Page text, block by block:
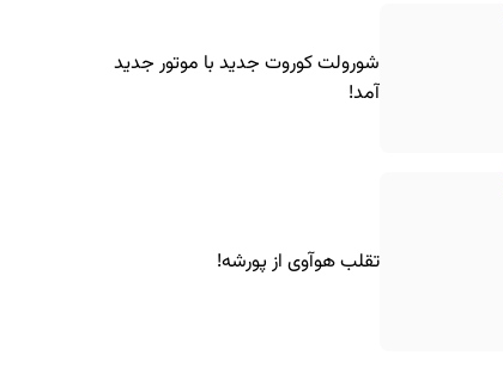
شورولت کوروت جدید با موتور جدید
آمد!
تقلب هوآوی از پورشه!